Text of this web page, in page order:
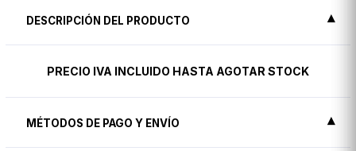
DESCRIPCIÓN DEL PRODUCTO
PRECIO IVA INCLUIDO HASTA AGOTAR STOCK
MÉTODOS DE PAGO Y ENVÍO